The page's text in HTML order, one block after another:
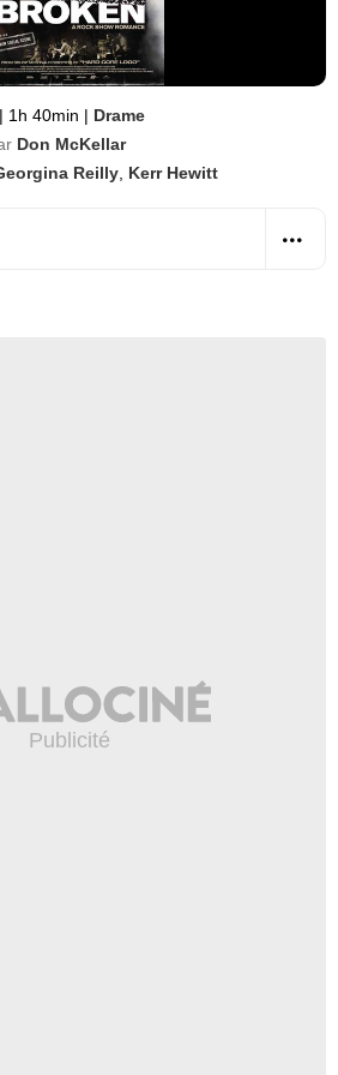
| 1h 40min | Drame
Don McKellar
Reilly Kerr Hewitt